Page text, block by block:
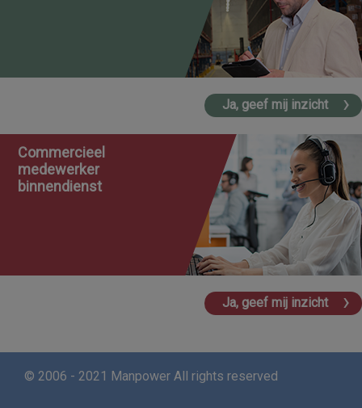
Ja, geef mij inzicht
Commercieel
medewerker
binnendienst
Ja, geef mij inzicht
© 2006 - 2021 Manpower All rights reserved